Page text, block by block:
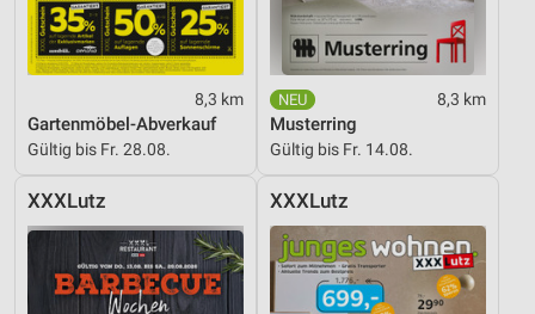
8,3 km
Gartenmöbel-Abverkauf
Gültig bis Fr. 28.08.
8,3 km
Musterring
Gültig bis Fr. 14.08.
XXXLutz XXXLutz